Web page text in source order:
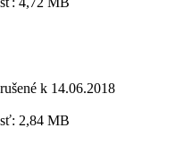
k 14.06.2018
2,84 MB